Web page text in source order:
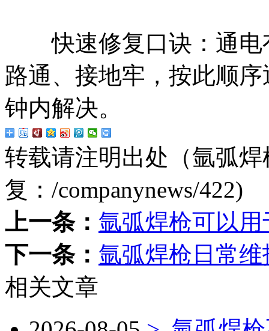
快速修复口诀：‌通电
路通、接地牢‌，按此顺
钟内解决。
转载请注明出处（氩弧
复： /companynews/422)
上一条： 氩弧焊枪可以
下一条： 氩弧焊枪日常
相关文章